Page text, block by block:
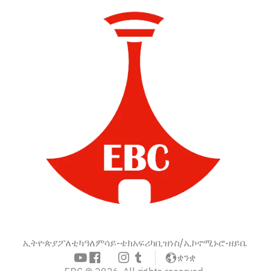
ኢትዮጵያፖለቲካዓለምሳይ-ቴክአፍሪካቢዝነስ/ኢኮኖሚኑሮ-ዘይቤ
ቋንቋ